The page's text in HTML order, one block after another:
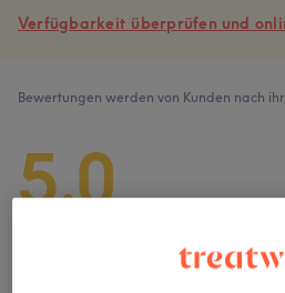
Verfügbarkeit überprüfen und
Bewertungen werden von Kunden nach
5,0